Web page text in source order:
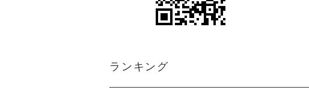
ランキング